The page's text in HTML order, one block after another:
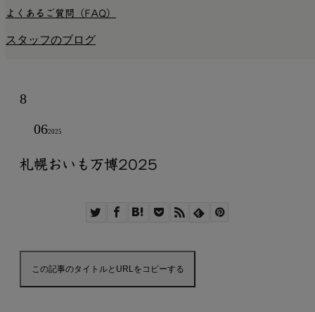
よくあるご質問（FAQ）
スタッフのブログ
Blog
札幌おいも万博2025
8
062025
札幌おいも万博2025
この記事のタイトルとURLをコピーする